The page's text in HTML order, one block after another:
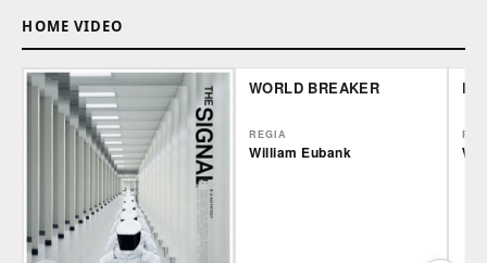
HOME VIDEO
WORLD BREAKER
REGIA
William Eubank